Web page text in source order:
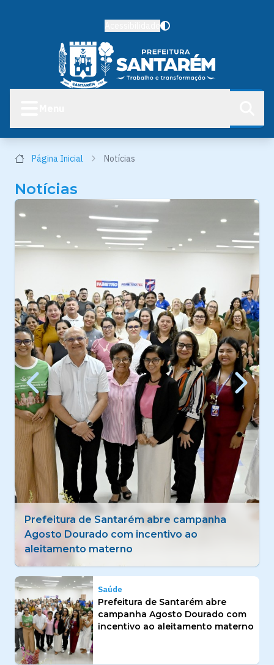
Página Inicial Notícias
Notícias
Quadrilhas tradicionais estreiam 50º Festival
Folclórico de Santarém com foco na
identidade amazônica e na cultura popular
Saúde
Prefeitura de Santarém abre
campanha Agosto Dourado com
incentivo ao aleitamento materno